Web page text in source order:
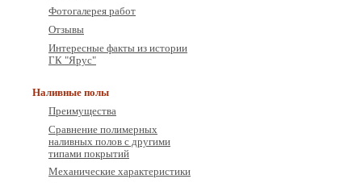
Фотогалерея работ
Отзывы
Интересные факты из истории
ГК "Ярус"
Наливные полы
Преимущества
Сравнение полимерных
наливных полов с другими
типами покрытий
Механические характеристики